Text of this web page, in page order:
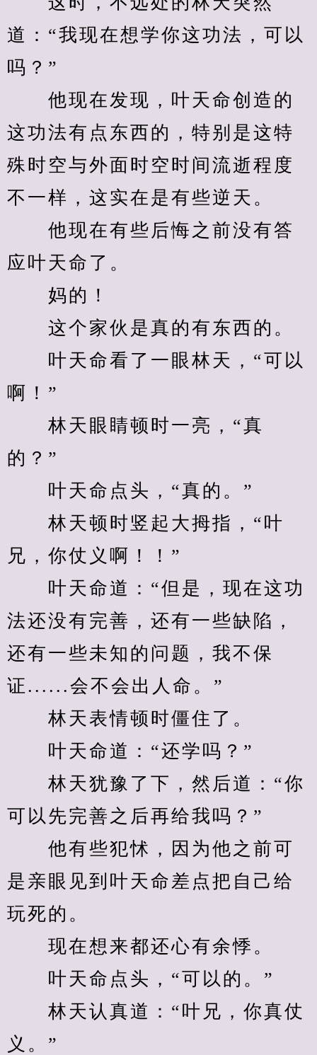
道：“我现在想学你这功法，可以
吗？”
他现在发现，叶天命创造的
这功法有点东西的，特别是这特
殊时空与外面时空时间流逝程度
不一样，这实在是有些逆天。
他现在有些后悔之前没有答
应叶天命了。
妈的！
这个家伙是真的有东西的。
叶天命看了一眼林天，“可以
啊！”
林天眼睛顿时一亮，“真
的？”
叶天命点头，“真的。”
林天顿时竖起大拇指，“叶
兄，你仗义啊！！”
叶天命道：“但是，现在这功
法还没有完善，还有一些缺陷，
还有一些未知的问题，我不保
证......会不会出人命。”
林天表情顿时僵住了。
叶天命道：“还学吗？”
林天犹豫了下，然后道：“你
可以先完善之后再给我吗？”
他有些犯怵，因为他之前可
是亲眼见到叶天命差点把自己给
玩死的。
现在想来都还心有余悸。
叶天命点头，“可以的。”
林天认真道：“叶兄，你真仗
义。”